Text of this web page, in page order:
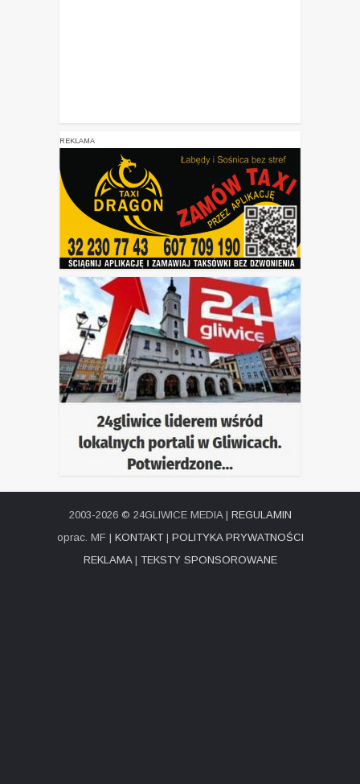
REKLAMA
2003-2026 © 24GLIWICE MEDIA | REGULAMIN
oprac. MF | KONTAKT| POLITYKA PRYWATNOŚCI
REKLAMA| TEKSTY SPONSOROWANE